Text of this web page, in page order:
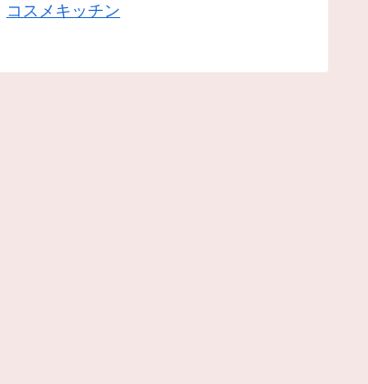
コスメキッチン